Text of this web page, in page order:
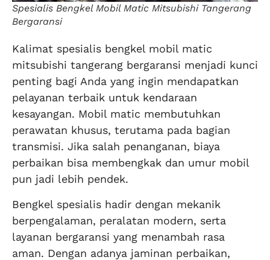
Spesialis Bengkel Mobil Matic Mitsubishi Tangerang
Bergaransi
Kalimat spesialis bengkel mobil matic
mitsubishi tangerang bergaransi menjadi kunci
penting bagi Anda yang ingin mendapatkan
pelayanan terbaik untuk kendaraan
kesayangan. Mobil matic membutuhkan
perawatan khusus, terutama pada bagian
transmisi. Jika salah penanganan, biaya
perbaikan bisa membengkak dan umur mobil
pun jadi lebih pendek.
Bengkel spesialis hadir dengan mekanik
berpengalaman, peralatan modern, serta
layanan bergaransi yang menambah rasa
aman. Dengan adanya jaminan perbaikan,